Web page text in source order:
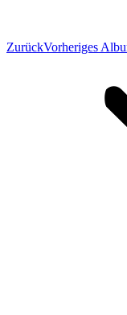
ZurückVorheriges